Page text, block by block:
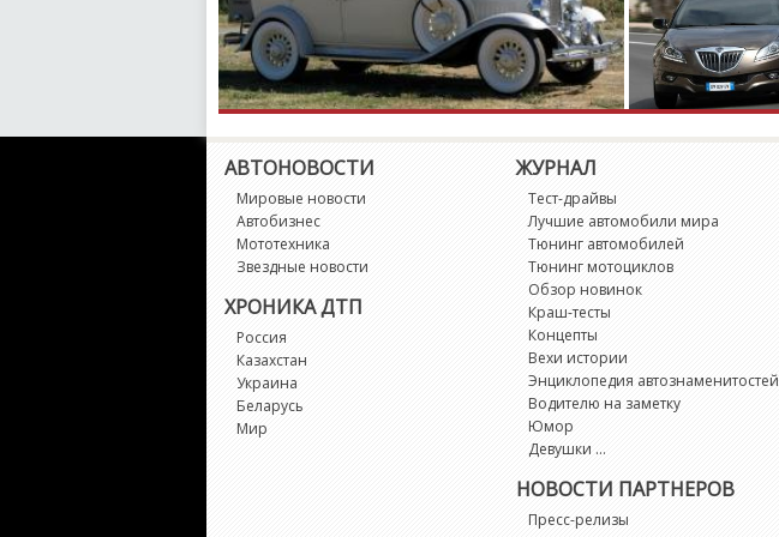
АВТОНОВОСТИ
Мировые новости
Автобизнес
Мототехника
Звездные новости
ХРОНИКА ДТП
Россия
Казахстан
Украина
Беларусь
Мир
ЖУРНАЛ
Тест-драйвы
Лучшие автомобили мира
Тюнинг автомобилей
Тюнинг мотоциклов
Обзор новинок
Краш-тесты
Концепты
Вехи истории
Энциклопедия автознаменитостей
Водителю на заметку
Юмор
Девушки ...
НОВОСТИ ПАРТНЕРОВ
Пресс-релизы